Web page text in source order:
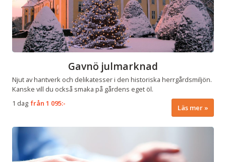
Gavnö julmarknad
Njut av hantverk och delikatesser i den historiska herrgårdsmiljön.
Kanske vill du också smaka på gårdens eget öl.
1 dag från1 095:- Läs mer